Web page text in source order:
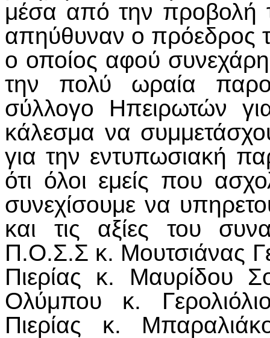
μέσα από την προβολή
απηύθυναν ο πρόεδρος
ο οποίος αφού συνεχάρη
την πολύ ωραία
σύλλογο Ηπειρωτών
κάλεσμα να
για την εντυπωσιακή
ότι όλοι εμείς που
συνεχίσουμε να
και τις αξίες του
Π.Ο.Σ.Σ κ. Μουτσιάνας
Πιερίας κ. Μαυρίδου
Ολύμπου κ.
Πιερίας κ.